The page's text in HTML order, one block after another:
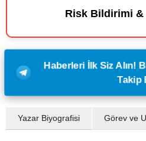
Risk Bildirimi &
Haberleri İlk Siz Alın!
Takip
Yazar Biyografisi Görev ve